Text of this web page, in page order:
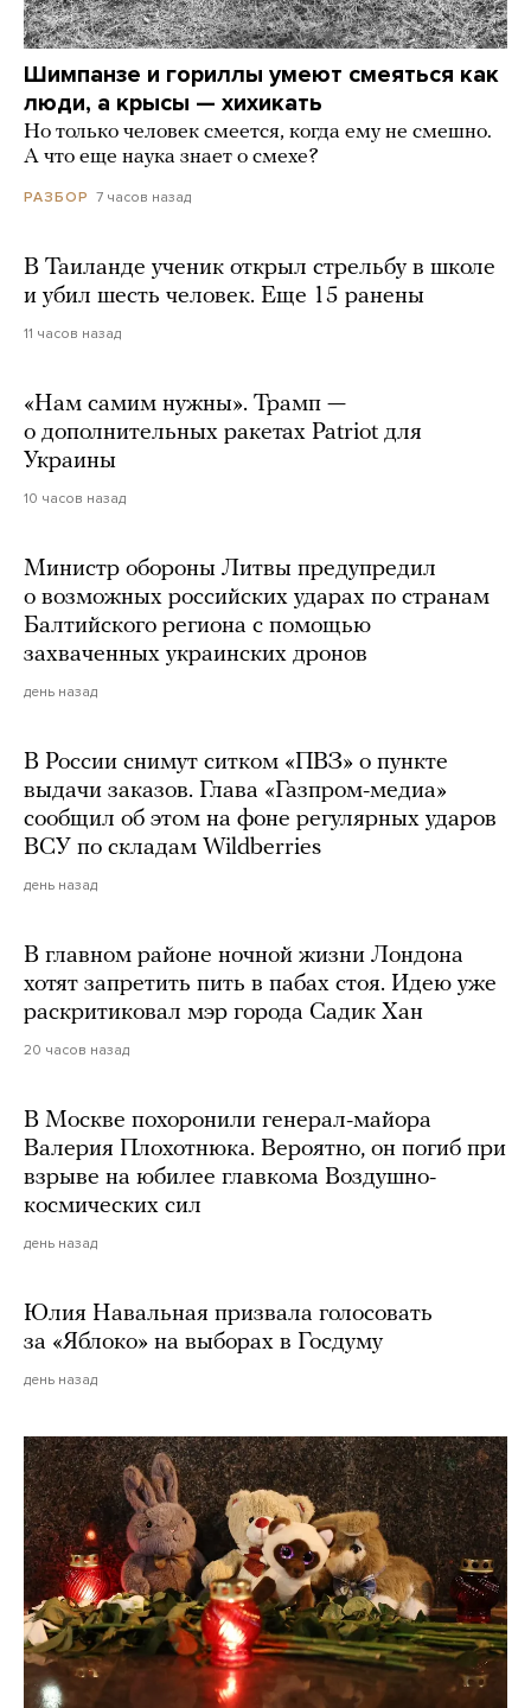
Шимпанзе и гориллы умеют смеяться как
люди, а крысы — хихикать
Но только человек смеется, когда ему не смешно.
А что еще наука знает о смехе?
РАЗБОР 7 часов назад
В Таиланде ученик открыл стрельбу в школе
и убил шесть человек. Еще 15 ранены
11 часов назад
«Нам самим нужны». Трамп —
о дополнительных ракетах Patriot для
Украины
10 часов назад
Министр обороны Литвы предупредил
о возможных российских ударах по странам
Балтийского региона с помощью
захваченных украинских дронов
день назад
В России снимут ситком «ПВЗ» о пункте
выдачи заказов. Глава «Газпром-медиа»
сообщил об этом на фоне регулярных ударов
ВСУ по складам Wildberries
день назад
В главном районе ночной жизни Лондона
хотят запретить пить в пабах стоя. Идею уже
раскритиковал мэр города Садик Хан
20 часов назад
В Москве похоронили генерал-майора
Валерия Плохотнюка. Вероятно, он погиб при
взрыве на юбилее главкома Воздушно-
космических сил
день назад
Юлия Навальная призвала голосовать
за «Яблоко» на выборах в Госдуму
день назад